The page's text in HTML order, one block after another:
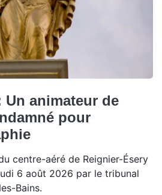
Un animateur de
pour
centre-aéré de Reignier-Ésery
6 août 2026 par le tribunal
Bains.